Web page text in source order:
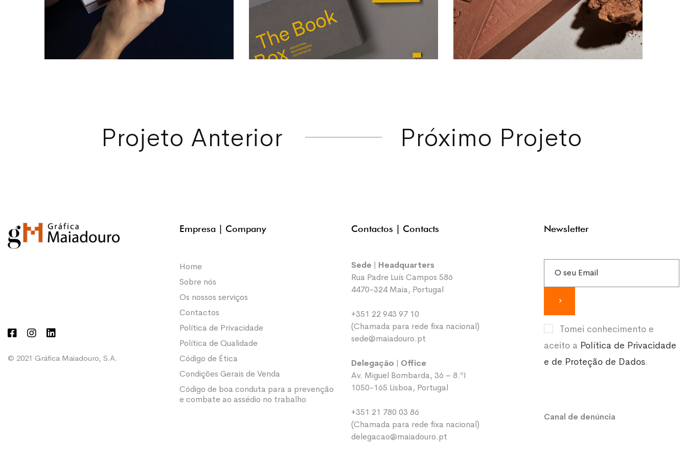
Projeto Anterior Próximo Projeto
© 2021 Gráfica Maiadouro, S.A.
Empresa | Company
Home
Sobre nós
Os nossos serviços
Contactos
Política de Privacidade
Política de Qualidade
Código de Ética
Condições Gerais de Venda
Código de boa conduta para a prevenção
e combate ao assédio no trabalho
Contactos | Contacts
Sede | Headquarters
Rua Padre Luís Campos 586
4470-324 Maia, Portugal
+351 22 943 97 10
(Chamada para rede fixa nacional)
sede@maiadouro.pt
Delegação | Office
Av. Miguel Bombarda, 36 – 8.ºI
1050-165 Lisboa, Portugal
+351 21 780 03 86
(Chamada para rede fixa nacional)
delegacao@maiadouro.pt
Newsletter
Tomei conhecimento e
aceito a Política de Privacidade
e de Proteção de Dados.
Canal de denúncia